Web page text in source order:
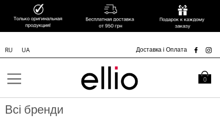
Skip to
RU UA Доставка і Оплата
Кошик
0
Всі бренди